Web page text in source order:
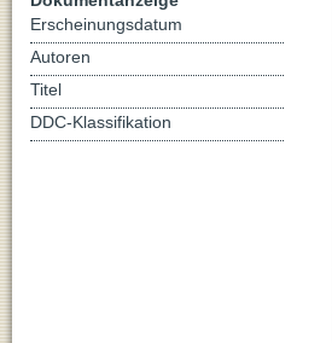
Erscheinungsdatum
Autoren
Titel
DDC-Klassifikation